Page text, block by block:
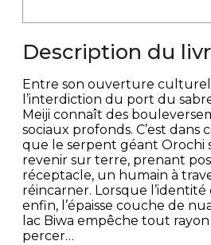
Description du
Entre son ouverture
l’interdiction du port du
Meiji connaît des
sociaux profonds. C’est
que le serpent géant Orochi
revenir sur terre, prenant
réceptacle, un humain à
réincarner. Lorsque l’identité
enfin, l’épaisse couche de
lac Biwa empêche tout
percer…